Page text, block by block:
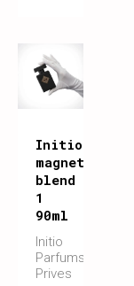
Initio
magnetic
blend
1
90ml
Initio
Parfums
Prives